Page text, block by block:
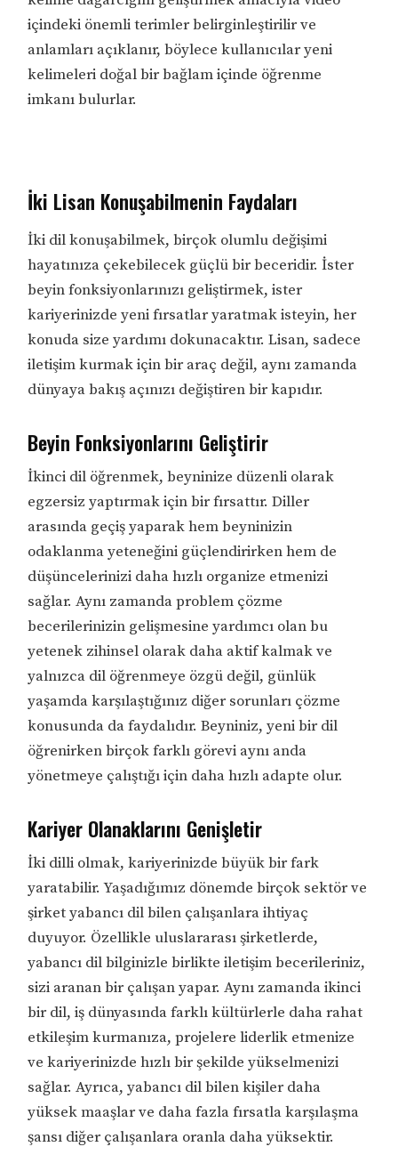
içindeki önemli terimler belirginleştirilir ve
anlamları açıklanır, böylece kullanıcılar yeni
kelimeleri doğal bir bağlam içinde öğrenme
imkanı bulurlar.
İki Lisan Konuşabilmenin Faydaları
İki dil konuşabilmek, birçok olumlu değişimi
hayatınıza çekebilecek güçlü bir beceridir. İster
beyin fonksiyonlarınızı geliştirmek, ister
kariyerinizde yeni fırsatlar yaratmak isteyin, her
konuda size yardımı dokunacaktır. Lisan, sadece
iletişim kurmak için bir araç değil, aynı zamanda
dünyaya bakış açınızı değiştiren bir kapıdır.
Beyin Fonksiyonlarını Geliştirir
İkinci dil öğrenmek, beyninize düzenli olarak
egzersiz yaptırmak için bir fırsattır. Diller
arasında geçiş yaparak hem beyninizin
odaklanma yeteneğini güçlendirirken hem de
düşüncelerinizi daha hızlı organize etmenizi
sağlar. Aynı zamanda problem çözme
becerilerinizin gelişmesine yardımcı olan bu
yetenek zihinsel olarak daha aktif kalmak ve
yalnızca dil öğrenmeye özgü değil, günlük
yaşamda karşılaştığınız diğer sorunları çözme
konusunda da faydalıdır. Beyniniz, yeni bir dil
öğrenirken birçok farklı görevi aynı anda
yönetmeye çalıştığı için daha hızlı adapte olur.
Kariyer Olanaklarını Genişletir
İki dilli olmak, kariyerinizde büyük bir fark
yaratabilir. Yaşadığımız dönemde birçok sektör ve
şirket yabancı dil bilen çalışanlara ihtiyaç
duyuyor. Özellikle uluslararası şirketlerde,
yabancı dil bilginizle birlikte iletişim becerileriniz,
sizi aranan bir çalışan yapar. Aynı zamanda ikinci
bir dil, iş dünyasında farklı kültürlerle daha rahat
etkileşim kurmanıza, projelere liderlik etmenize
ve kariyerinizde hızlı bir şekilde yükselmenizi
sağlar. Ayrıca, yabancı dil bilen kişiler daha
yüksek maaşlar ve daha fazla fırsatla karşılaşma
şansı diğer çalışanlara oranla daha yüksektir.